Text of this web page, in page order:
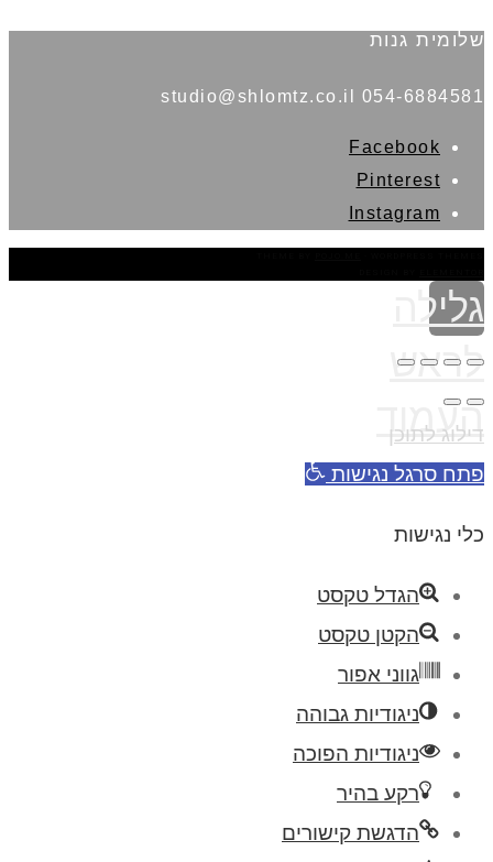
שלומית גנות
054-6884581 studio@shlomtz.co.il
Facebook
Pinterest
Instagram
גלילה
לראש
העמוד
דילוג לתוכן
פתח סרגל נגישות
כלי נגישות
הגדל טקסט
הקטן טקסט
גווני אפור
ניגודיות גבוהה
ניגודיות הפוכה
רקע בהיר
הדגשת קישורים